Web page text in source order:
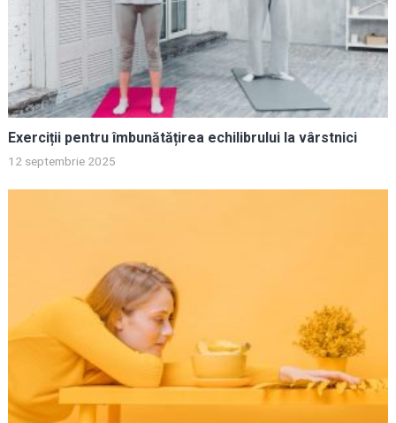
Exerciții pentru îmbunătățirea echilibrului la vârstnici
12 septembrie 2025